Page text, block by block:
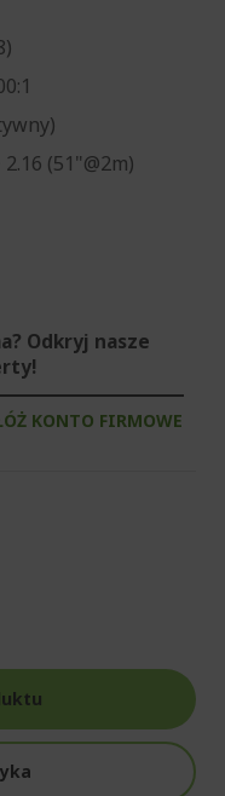
(51"@2m)
Odkryj nasze
KONTO FIRMOWE